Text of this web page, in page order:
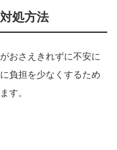
処方法
おさえきれずに不安に
負担を少なくするため
す。